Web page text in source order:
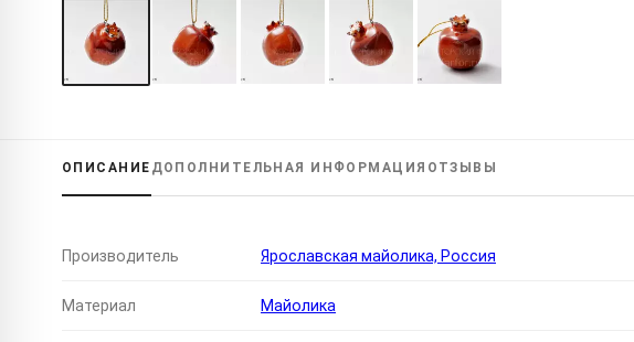
ОПИСАНИЕ ДОПОЛНИТЕЛЬНАЯ ИНФОРМАЦИЯ ОТЗЫВЫ
Производитель Ярославская майолика, Россия
Материал Майолика